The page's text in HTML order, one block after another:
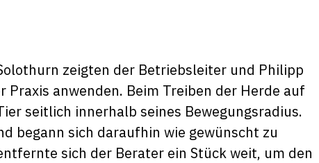
zeigten der Betriebsleiter und Philipp
Praxis anwenden. Beim Treiben der Herde auf
seitlich innerhalb seines Bewegungsradius.
begann sich daraufhin wie gewünscht zu
sich der Berater ein Stück weit, um den